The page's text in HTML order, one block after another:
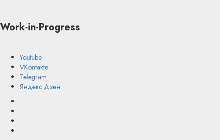
Work-in-Progress
Youtube
VKontakte
Telegram
Яндекс.Дзен